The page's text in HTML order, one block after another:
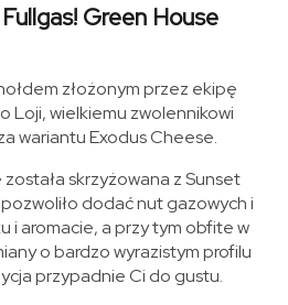
Green House
złożonym przez ekipę
Loji, wielkiemu zwolennikowi
wariantu Exodus Cheese.
skrzyżowana z Sunset
dodać nut gazowych i
i aromacie, a przy tym obfite w
o bardzo wyrazistym profilu
przypadnie Ci do gustu.